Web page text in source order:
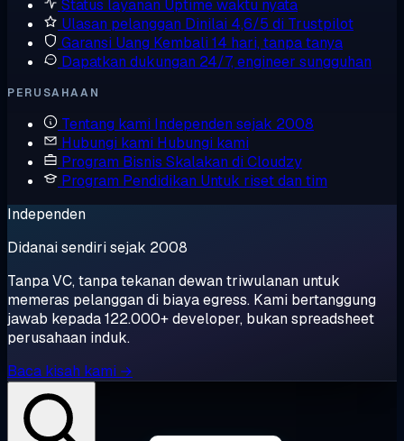
Status layanan Uptime waktu nyata
Ulasan pelanggan Dinilai 4,6/5 di Trustpilot
Garansi Uang Kembali 14 hari, tanpa tanya
Dapatkan dukungan 24/7, engineer sungguhan
PERUSAHAAN
Tentang kami Independen sejak 2008
Hubungi kami Hubungi kami
Program Bisnis Skalakan di Cloudzy
Program Pendidikan Untuk riset dan tim
Independen
Didanai sendiri sejak 2008
Tanpa VC, tanpa tekanan dewan triwulanan untuk
memeras pelanggan di biaya egress. Kami bertanggung
jawab kepada 122.000+ developer, bukan spreadsheet
perusahaan induk.
Baca kisah kami →